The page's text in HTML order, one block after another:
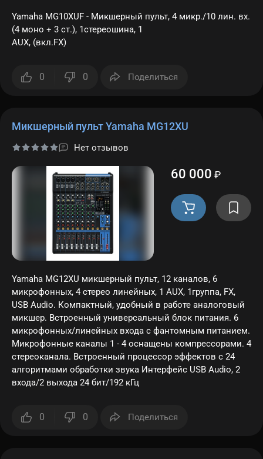
Yamaha MG10XUF - Микшерный пульт, 4 микр./10 лин. вх.
(4 моно + 3 ст.), 1стереошина, 1
AUX, (вкл.FX)
0 0 Поделиться
Микшерный пульт Yamaha MG12XU
Нет отзывов
60 000 ₽
Yamaha MG12XU микшерный пульт, 12 каналов, 6
микрофонных, 4 стерео линейных, 1 AUX, 1группа, FX,
USB Audio. Компактный, удобный в работе аналоговый
микшер. Встроенный универсальный блок питания. 6
микрофонных/линейных входа с фантомным питанием.
Микрофонные каналы 1 - 4 оснащены компрессорами. 4
стереоканала. Встроенный процессор эффектов с 24
алгоритмами обработки звука Интерфейс USB Audio, 2
входа/2 выхода 24 бит/192 кГц
0 0 Поделиться